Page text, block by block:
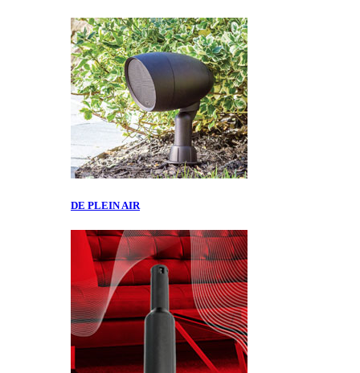
DE PLEIN AIR